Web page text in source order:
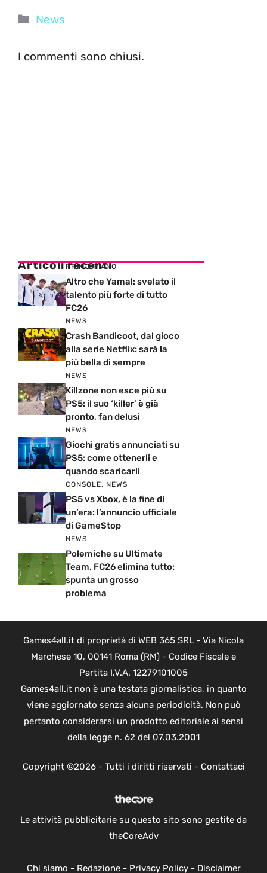
Categorie
News
I commenti sono chiusi.
Articoli recenti
PRIMO PIANO
Altro che Yamal: svelato il
talento più forte di tutto
FC26
NEWS
Crash Bandicoot, dal gioco
alla serie Netflix: sarà la
più bella di sempre
NEWS
Killzone non esce più su
PS5: il suo ‘killer’ è già
pronto, fan delusi
NEWS
Giochi gratis annunciati su
PS5: come ottenerli e
quando scaricarli
CONSOLE, NEWS
PS5 vs Xbox, è la fine di
un’era: l’annuncio ufficiale
di GameStop
NEWS
Polemiche su Ultimate
Team, FC26 elimina tutto:
spunta un grosso
problema
Games4all.it di proprietà di WEB 365 SRL - Via Nicola
Marchese 10, 00141 Roma (RM) - Codice Fiscale e
Partita I.V.A. 12279101005
Games4all.it non è una testata giornalistica, in quanto
viene aggiornato senza alcuna periodicità. Non può
pertanto considerarsi un prodotto editoriale ai sensi
della legge n. 62 del 07.03.2001
Copyright ©2026 - Tutti i diritti riservati - Contattaci
Le attività pubblicitarie su questo sito sono gestite da
theCoreAdv
Chi siamo - Redazione- Privacy Policy- Disclaimer